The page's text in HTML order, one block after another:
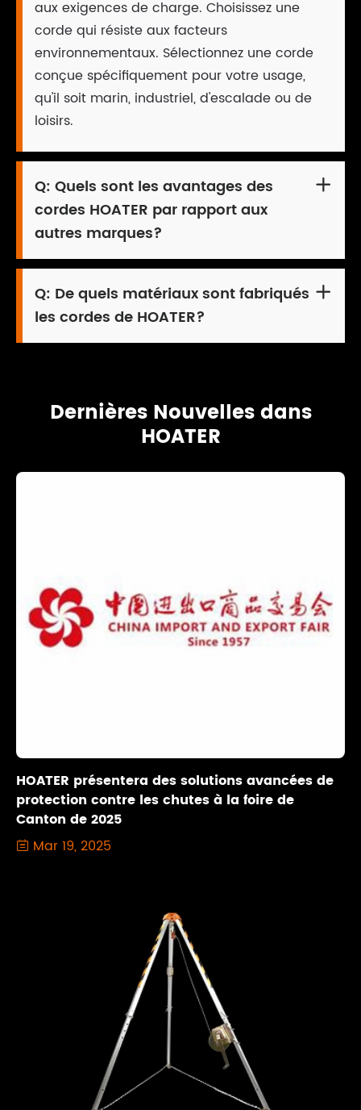
aux exigences de charge. Choisissez une
corde qui résiste aux facteurs
environnementaux. Sélectionnez une corde
conçue spécifiquement pour votre usage,
qu'il soit marin, industriel, d'escalade ou de
loisirs.
Q: Quels sont les avantages des
cordes HOATER par rapport aux
autres marques?

Q: De quels matériaux sont fabriqués
les cordes de HOATER?

Dernières Nouvelles dans
HOATER
HOATER présentera des solutions avancées de
protection contre les chutes à la foire de
Canton de 2025
 Mar 19, 2025